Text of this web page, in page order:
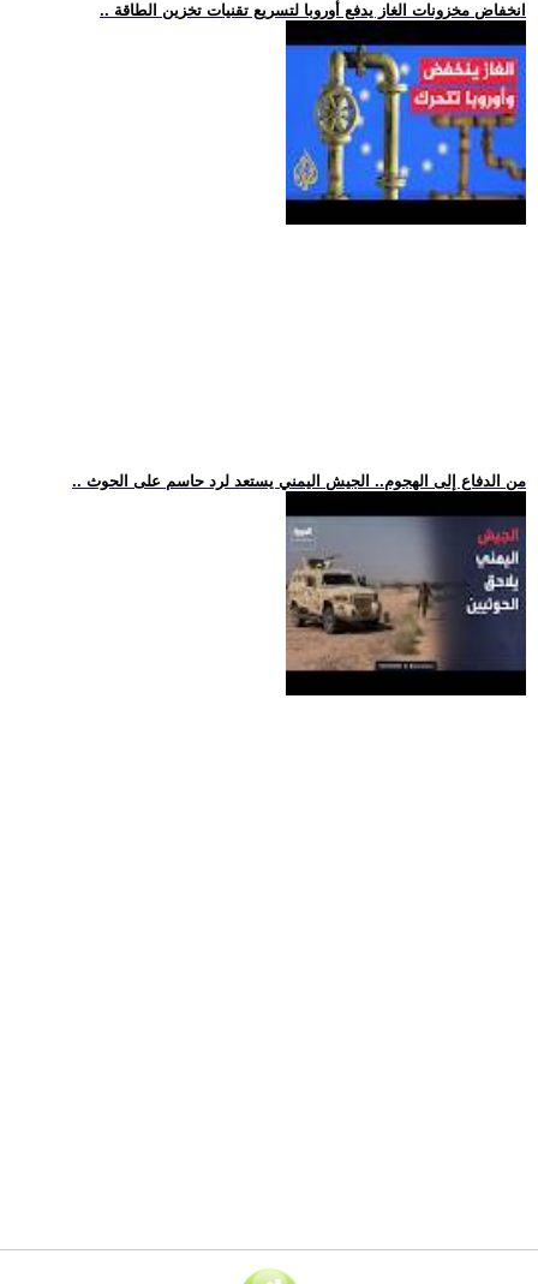
.. انخفاض مخزونات الغاز يدفع أوروبا لتسريع تقنيات تخزين الطاقة
.. من الدفاع إلى الهجوم.. الجيش اليمني يستعد لرد حاسم على الحوث